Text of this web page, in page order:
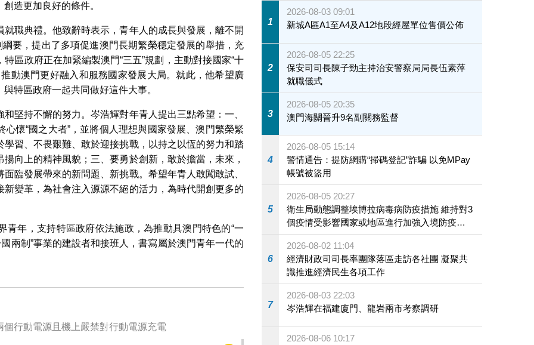
造更加良好的條件。
職典禮。他致辭時表示，青年人的成長與發展，離不開
要，提出了多項促進澳門長期繁榮穩定發展的舉措，充
區政府正在加緊編製澳門“三五”規劃，主動對接國家“十
動澳門更好融入和服務國家發展大局。就此，他希望廣
特區政府一起共同做好這件大事。
堅持不懈的努力。岑浩輝對年青人提出三點希望：一、
懷“國之大者”，並將個人理想與國家發展、澳門繁榮緊
習、不畏艱難、敢於迎接挑戰，以持之以恆的努力和踏
向上的精神風貌；三、要勇於創新，敢於擔當，未來，
臨發展帶來的新問題、新挑戰。希望年青人敢闖敢試、
變革，為社會注入源源不絕的活力，為時代開創更多的
年，支持特區政府依法施政，為推動具澳門特色的“一
兩制”事業的建設者和接班人，書寫屬於澳門青年一代的
客隨身攜最多兩個行動電源且機上嚴禁對行動電源充電
1
2026-08-03 09:01
新城A區A1至A4及A12地段經屋單位售價公佈
2
2026-08-05 22:25
保安司司長陳子勁主持治安警察局局長伍素萍
就職儀式
3
2026-08-05 20:35
澳門海關晉升9名副關務監督
4
2026-08-05 15:14
警情通告：提防網購“掃碼登記”詐騙 以免MPay
帳號被盜用
5
2026-08-05 20:27
衛生局動態調整埃博拉病毒病防疫措施 維持對3
個疫情受影響國家或地區進行加強入境防疫措
施
6
2026-08-02 11:04
經濟財政司司長率團隊落區走訪各社團 凝聚共
識推進經濟民生各項工作
7
2026-08-03 22:03
岑浩輝在福建廈門、龍岩兩市考察調研
2026-08-06 10:17